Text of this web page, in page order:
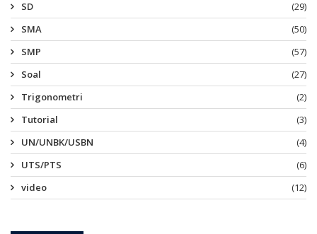
SD
(29)
SMA
(50)
SMP
(57)
Soal
(27)
Trigonometri
(2)
Tutorial
(3)
UN/UNBK/USBN
(4)
UTS/PTS
(6)
video
(12)